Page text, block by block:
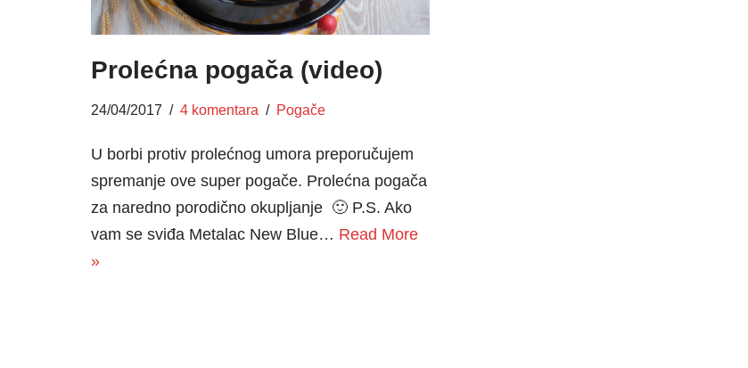
Prolećna pogača (video)
24/04/2017 4 komentara Pogače
U borbi protiv prolećnog umora preporučujem
spremanje ove super pogače. Prolećna pogača
za naredno porodično okupljanje 🙂 P.S. Ako
vam se sviđa Metalac New Blue… Read More
»